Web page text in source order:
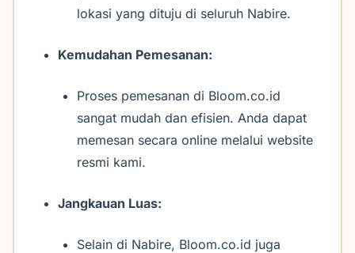
lokasi yang dituju di seluruh Nabire.
Kemudahan Pemesanan:
Proses pemesanan di Bloom.co.id
sangat mudah dan efisien. Anda dapat
memesan secara online melalui website
resmi kami.
Jangkauan Luas:
Selain di Nabire, Bloom.co.id juga